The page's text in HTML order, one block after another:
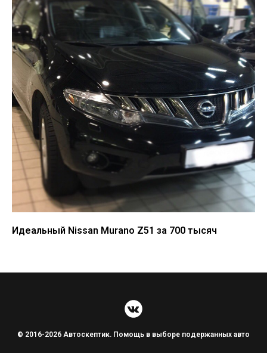
Идеальный Nissan Murano Z51 за 700 тысяч
© 2016-2026 Автоскептик. Помощь в выборе подержанных авто